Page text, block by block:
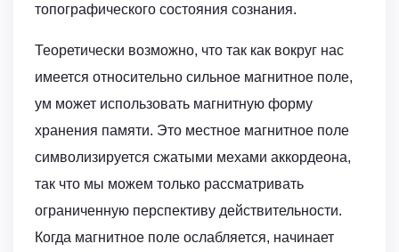
топографического состояния сознания.
Теоретически возможно, что так как вокруг нас
имеется относительно сильное магнитное поле,
ум может использовать магнитную форму
хранения памяти. Это местное магнитное поле
символизируется сжатыми мехами аккордеона,
так что мы можем только рассматривать
ограниченную перспективу действительности.
Когда магнитное поле ослабляется, начинает